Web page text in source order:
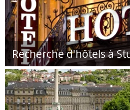
Recherche d'hôtels à